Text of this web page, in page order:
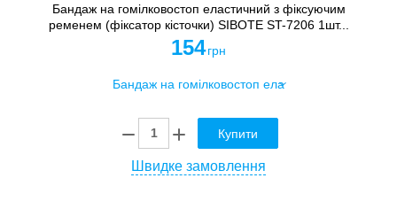
Бандаж на гомілковостоп еластичний з фіксуючим
ременем (фіксатор кісточки) SIBOTE ST-7206 1шт...
154 грн
Купити
Швидке замовлення